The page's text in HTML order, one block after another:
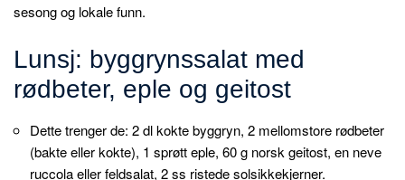
sesong og lokale funn.
Lunsj: byggrynssalat med
rødbeter, eple og geitost
Dette trenger de: 2 dl kokte byggryn, 2 mellomstore rødbeter
(bakte eller kokte), 1 sprøtt eple, 60 g norsk geitost, en neve
ruccola eller feldsalat, 2 ss ristede solsikkekjerner.